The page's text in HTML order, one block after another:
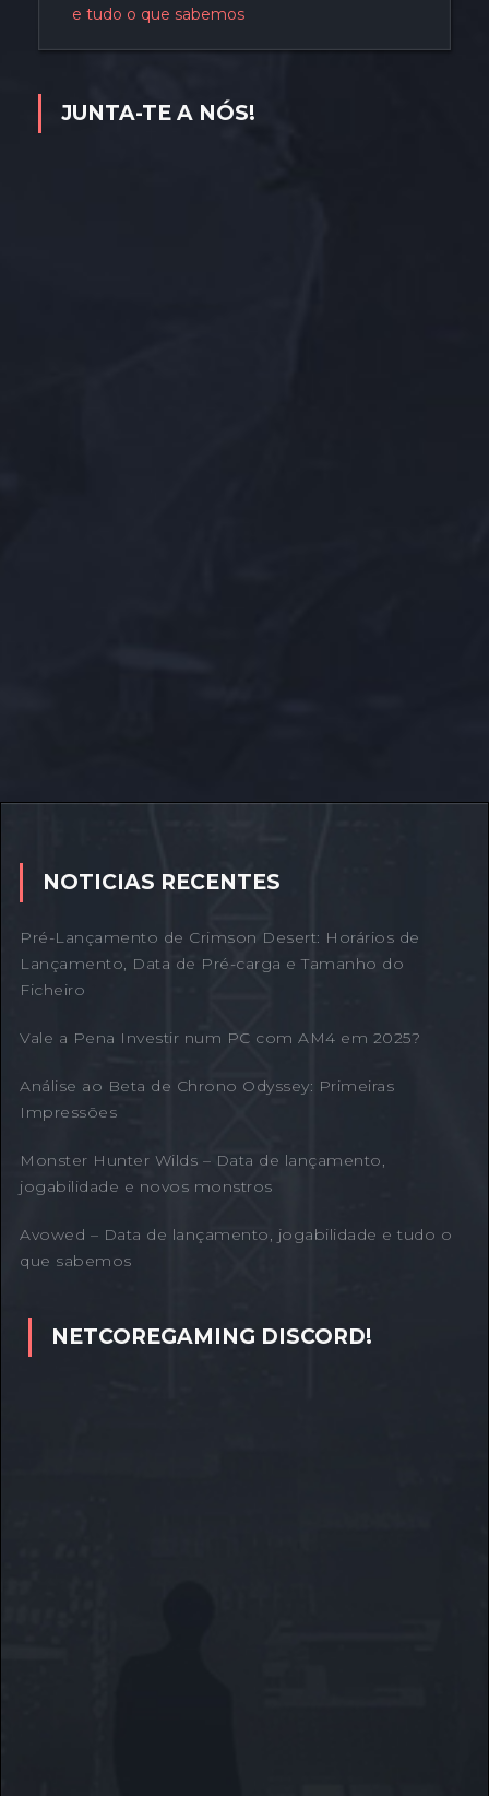
e tudo o que sabemos
JUNTA-TE A NÓS!
NOTICIAS RECENTES
Pré-Lançamento de Crimson Desert: Horários de
Lançamento, Data de Pré-carga e Tamanho do
Ficheiro
Vale a Pena Investir num PC com AM4 em 2025?
Análise ao Beta de Chrono Odyssey: Primeiras
Impressões
Monster Hunter Wilds – Data de lançamento,
jogabilidade e novos monstros
Avowed – Data de lançamento, jogabilidade e tudo o
que sabemos
NETCOREGAMING DISCORD!